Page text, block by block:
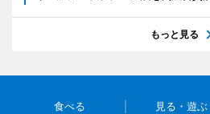
もっと見る
食べる 見る・遊ぶ